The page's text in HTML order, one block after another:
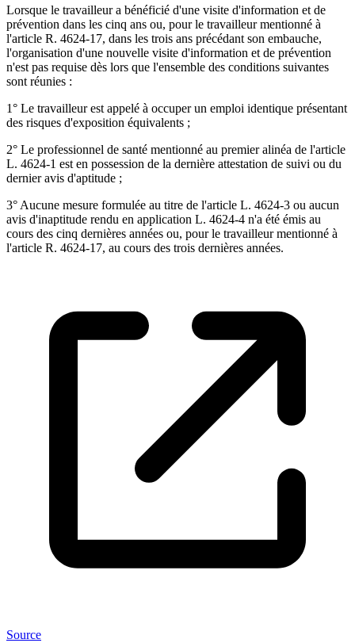
Lorsque le travailleur a bénéficié d'une visite d'information et de
prévention dans les cinq ans ou, pour le travailleur mentionné à
l'article R. 4624-17, dans les trois ans précédant son embauche,
l'organisation d'une nouvelle visite d'information et de prévention
n'est pas requise dès lors que l'ensemble des conditions suivantes
sont réunies :
1° Le travailleur est appelé à occuper un emploi identique présentant
des risques d'exposition équivalents ;
2° Le professionnel de santé mentionné au premier alinéa de l'article
L. 4624-1 est en possession de la dernière attestation de suivi ou du
dernier avis d'aptitude ;
3° Aucune mesure formulée au titre de l'article L. 4624-3 ou aucun
avis d'inaptitude rendu en application L. 4624-4 n'a été émis au
cours des cinq dernières années ou, pour le travailleur mentionné à
l'article R. 4624-17, au cours des trois dernières années.
Source